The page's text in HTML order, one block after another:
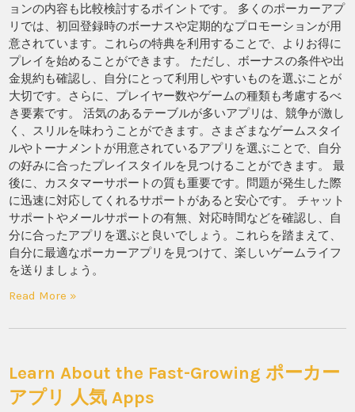
ョンの内容も比較検討するポイントです。 多くのポーカーアプ
リでは、初回登録時のボーナスや定期的なプロモーションが用
意されています。これらの特典を利用することで、よりお得に
プレイを始めることができます。 ただし、ボーナスの条件や出
金規約も確認し、自分にとって利用しやすいものを選ぶことが
大切です。さらに、プレイヤー数やゲームの種類も考慮するべ
き要素です。 活気のあるテーブルが多いアプリは、競争が激し
く、スリルを味わうことができます。さまざまなゲームスタイ
ルやトーナメントが用意されているアプリを選ぶことで、自分
の好みに合ったプレイスタイルを見つけることができます。 最
後に、カスタマーサポートの質も重要です。問題が発生した際
に迅速に対応してくれるサポートがあると安心です。 チャット
サポートやメールサポートの有無、対応時間などを確認し、自
分に合ったアプリを選ぶと良いでしょう。これらを踏まえて、
自分に最適なポーカーアプリを見つけて、楽しいゲームライフ
を送りましょう。
Read More »
Learn About the Fast-Growing ポーカー
アプリ 人気 Apps